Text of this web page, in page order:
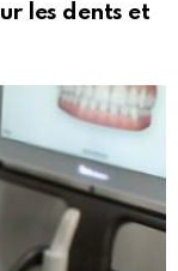
les dents et